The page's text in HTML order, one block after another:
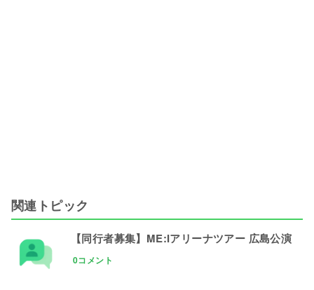
関連トピック
【同行者募集】ME:Iアリーナツアー 広島公演
0コメント